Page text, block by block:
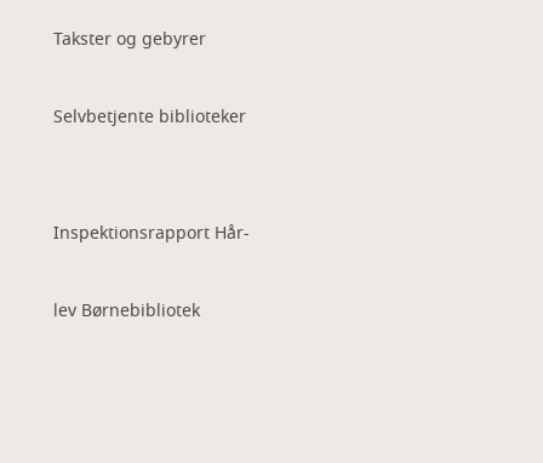
Takster og gebyrer
Selvbetjente biblioteker
Inspektionsrapport Hår-
lev Børnebibliotek